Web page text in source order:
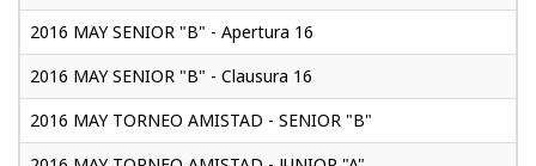
2016 MAY SENIOR "B" - Apertura 16
2016 MAY SENIOR "B" - Clausura 16
2016 MAY TORNEO AMISTAD - SENIOR "B"